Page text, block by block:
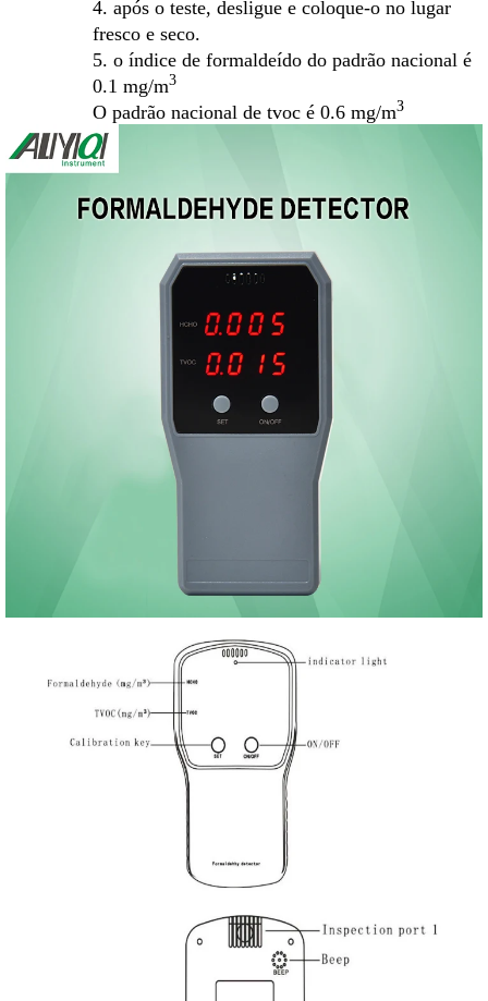
4. após o teste, desligue e coloque-o no lugar
fresco e seco.
5. o índice de formaldeído do padrão nacional é
0.1 mg/m3
O padrão nacional de tvoc é 0.6 mg/mЗ